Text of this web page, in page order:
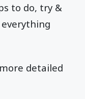
to do, try &
detailed